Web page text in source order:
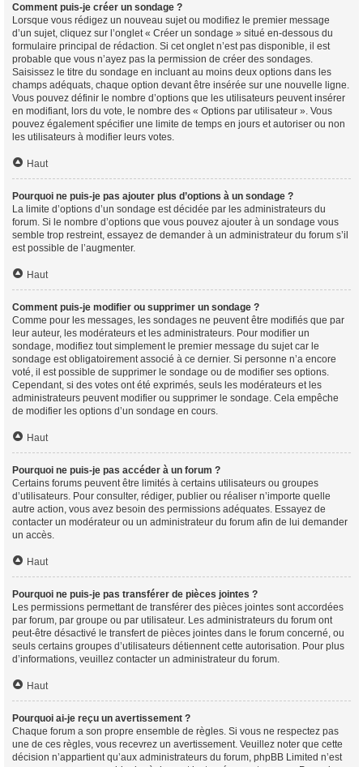
Comment puis-je créer un sondage ?
Lorsque vous rédigez un nouveau sujet ou modifiez le premier message
d’un sujet, cliquez sur l’onglet « Créer un sondage » situé en-dessous du
formulaire principal de rédaction. Si cet onglet n’est pas disponible, il est
probable que vous n’ayez pas la permission de créer des sondages.
Saisissez le titre du sondage en incluant au moins deux options dans les
champs adéquats, chaque option devant être insérée sur une nouvelle ligne.
Vous pouvez définir le nombre d’options que les utilisateurs peuvent insérer
en modifiant, lors du vote, le nombre des « Options par utilisateur ». Vous
pouvez également spécifier une limite de temps en jours et autoriser ou non
les utilisateurs à modifier leurs votes.
Haut
Pourquoi ne puis-je pas ajouter plus d’options à un sondage ?
La limite d’options d’un sondage est décidée par les administrateurs du
forum. Si le nombre d’options que vous pouvez ajouter à un sondage vous
semble trop restreint, essayez de demander à un administrateur du forum s’il
est possible de l’augmenter.
Haut
Comment puis-je modifier ou supprimer un sondage ?
Comme pour les messages, les sondages ne peuvent être modifiés que par
leur auteur, les modérateurs et les administrateurs. Pour modifier un
sondage, modifiez tout simplement le premier message du sujet car le
sondage est obligatoirement associé à ce dernier. Si personne n’a encore
voté, il est possible de supprimer le sondage ou de modifier ses options.
Cependant, si des votes ont été exprimés, seuls les modérateurs et les
administrateurs peuvent modifier ou supprimer le sondage. Cela empêche
de modifier les options d’un sondage en cours.
Haut
Pourquoi ne puis-je pas accéder à un forum ?
Certains forums peuvent être limités à certains utilisateurs ou groupes
d’utilisateurs. Pour consulter, rédiger, publier ou réaliser n’importe quelle
autre action, vous avez besoin des permissions adéquates. Essayez de
contacter un modérateur ou un administrateur du forum afin de lui demander
un accès.
Haut
Pourquoi ne puis-je pas transférer de pièces jointes ?
Les permissions permettant de transférer des pièces jointes sont accordées
par forum, par groupe ou par utilisateur. Les administrateurs du forum ont
peut-être désactivé le transfert de pièces jointes dans le forum concerné, ou
seuls certains groupes d’utilisateurs détiennent cette autorisation. Pour plus
d’informations, veuillez contacter un administrateur du forum.
Haut
Pourquoi ai-je reçu un avertissement ?
Chaque forum a son propre ensemble de règles. Si vous ne respectez pas
une de ces règles, vous recevrez un avertissement. Veuillez noter que cette
décision n’appartient qu’aux administrateurs du forum, phpBB Limited n’est